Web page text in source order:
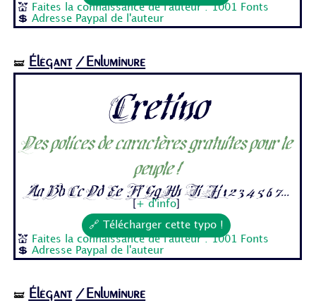
💒
Faites la connaissance de l'auteur : 1001 Fonts
💲Adresse Paypal de l'auteur
🝛 Élégant /Enluminure
Cretino
Des polices de caractères gratuites pour le
peuple !
Aa Bb Cc Dd Ee Ff Gg Hh Ii Jj 1 2 3 4 5 6 7...
+ d'info]
🔗 Télécharger cette typo !
💒
Faites la connaissance de l'auteur : 1001 Fonts
💲Adresse Paypal de l'auteur
🝛 Élégant /Enluminure